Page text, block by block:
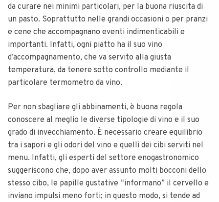
da curare nei minimi particolari, per la buona riuscita di
un pasto. Soprattutto nelle grandi occasioni o per pranzi
e cene che accompagnano eventi indimenticabili e
importanti. Infatti, ogni piatto ha il suo vino
d’accompagnamento, che va servito alla giusta
temperatura, da tenere sotto controllo mediante il
particolare termometro da vino.
Per non sbagliare gli abbinamenti, è buona regola
conoscere al meglio le diverse tipologie di vino e il suo
grado di invecchiamento. È necessario creare equilibrio
tra i sapori e gli odori del vino e quelli dei cibi serviti nel
menu. Infatti, gli esperti del settore enogastronomico
suggeriscono che, dopo aver assunto molti bocconi dello
stesso cibo, le papille gustative “informano” il cervello e
inviano impulsi meno forti; in questo modo, si tende ad